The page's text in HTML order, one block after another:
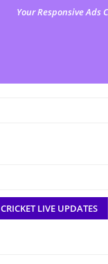
Your Responsive Ads
CRICKET LIVE UPDATES